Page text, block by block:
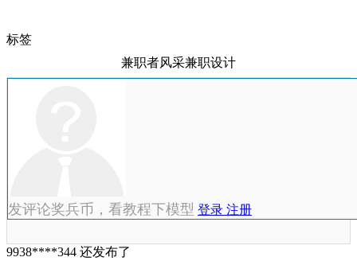
标签
兼职者风采兼职设计
发评论奖兵币，看教程下模型 登录 注册
9938****344 还发布了